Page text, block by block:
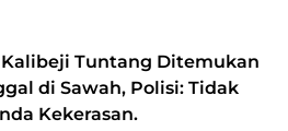
Tuntang Ditemukan
di Sawah, Polisi: Tidak
Kekerasan.